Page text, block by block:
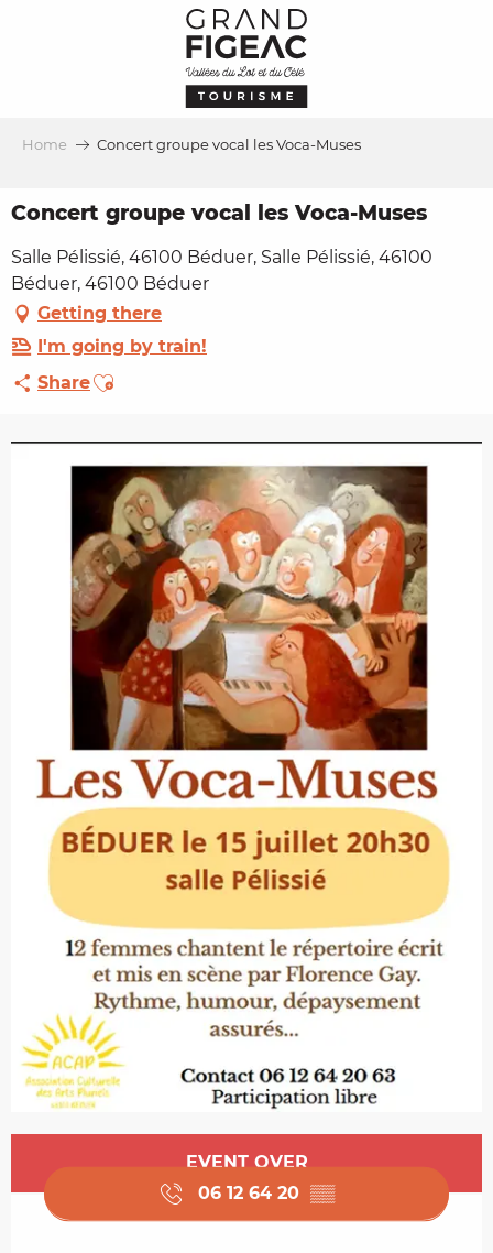
Home Concert groupe vocal les Voca-Muses
Concert groupe vocal les Voca-Muses
Salle Pélissié, 46100 Béduer, Salle Pélissié, 46100
Béduer, 46100 Béduer
Getting there
I'm going by train!
ShareAjouter aux favoris
Opening hours & contact details
EVENT OVER
06 12 64 20 ▒▒